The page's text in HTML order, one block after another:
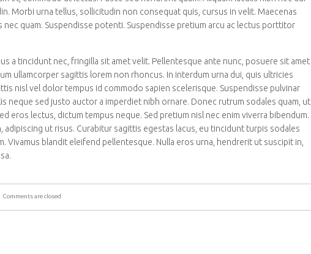
Morbi urna tellus, sollicitudin non consequat quis, cursus in velit. Maecenas
nec quam. Suspendisse potenti. Suspendisse pretium arcu ac lectus porttitor
a tincidunt nec, fringilla sit amet velit. Pellentesque ante nunc, posuere sit amet
ullamcorper sagittis lorem non rhoncus. In interdum urna dui, quis ultricies
nisl vel dolor tempus id commodo sapien scelerisque. Suspendisse pulvinar
neque sed justo auctor a imperdiet nibh ornare. Donec rutrum sodales quam, ut
eros lectus, dictum tempus neque. Sed pretium nisl nec enim viverra bibendum.
adipiscing ut risus. Curabitur sagittis egestas lacus, eu tincidunt turpis sodales
Vivamus blandit eleifend pellentesque. Nulla eros urna, hendrerit ut suscipit in,
Comments are closed